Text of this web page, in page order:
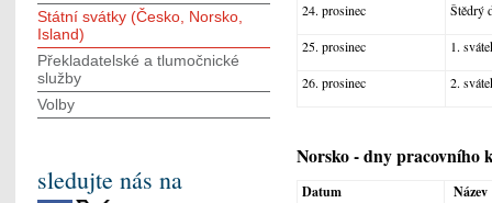
24. prosinec Štědrý
25. prosinec 1.
26. prosinec 2.
Norsko - dny pracovního
Datum Název
Státní svátky (Česko, Norsko,
Island)
Překladatelské a tlumočnické
služby
Volby
sledujte nás na